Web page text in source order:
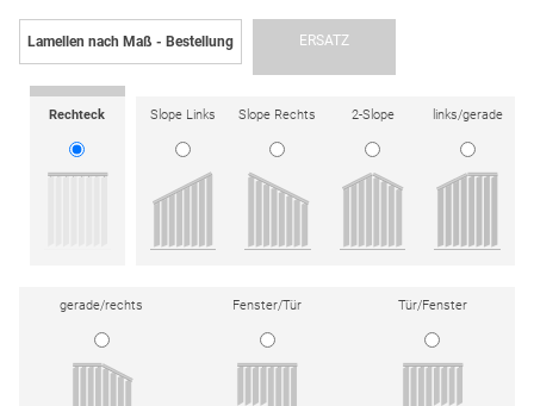
Lamellen nach Maß - Bestellung ERSATZ
Rechteck Slope Links Slope Rechts 2-Slope links/gerade
gerade/rechts Fenster/Tür Tür/Fenster